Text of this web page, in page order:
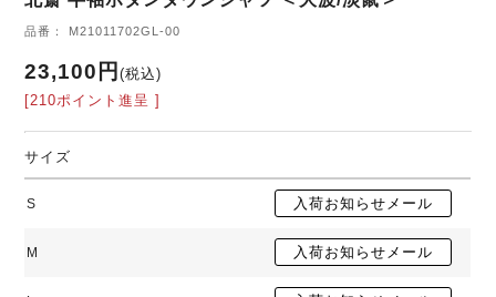
品番： M21011702GL-00
23,100円(税込)
[210ポイント進呈 ]
サイズ
S
M